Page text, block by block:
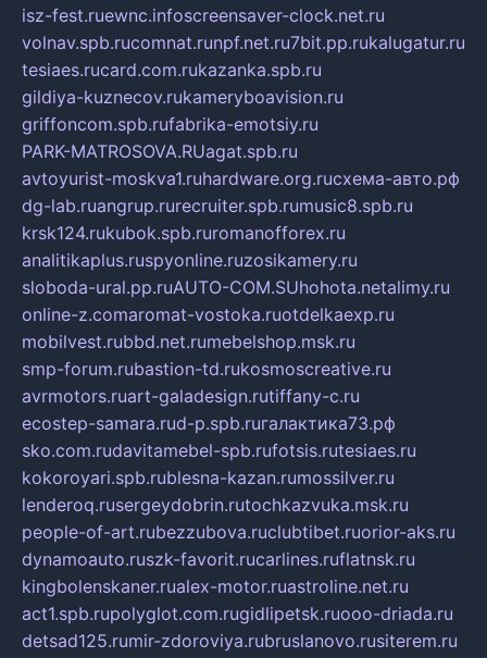
isz-fest.ruewnc.infoscreensaver-clock.net.ru
volnav.spb.rucomnat.runpf.net.ru7bit.pp.rukalugatur.ru
tesiaes.rucard.com.rukazanka.spb.ru
gildiya-kuznecov.rukameryboavision.ru
griffoncom.spb.rufabrika-emotsiy.ru
PARK-MATROSOVA.RUagat.spb.ru
avtoyurist-moskva1.ruhardware.org.ruсхема-авто.рф
dg-lab.ruangrup.rurecruiter.spb.rumusic8.spb.ru
krsk124.rukubok.spb.ruromanofforex.ru
analitikaplus.ruspyonline.ruzosikamery.ru
sloboda-ural.pp.ruAUTO-COM.SUhohota.netalimy.ru
online-z.comaromat-vostoka.ruotdelkaexp.ru
mobilvest.rubbd.net.rumebelshop.msk.ru
smp-forum.rubastion-td.rukosmoscreative.ru
avrmotors.ruart-galadesign.rutiffany-c.ru
ecostep-samara.rud-p.spb.ruгалактика73.рф
sko.com.rudavitamebel-spb.rufotsis.rutesiaes.ru
kokoroyari.spb.rublesna-kazan.rumossilver.ru
lenderoq.rusergeydobrin.rutochkazvuka.msk.ru
people-of-art.rubezzubova.ruclubtibet.ruorior-aks.ru
dynamoauto.ruszk-favorit.rucarlines.ruflatnsk.ru
kingbolenskaner.rualex-motor.ruastroline.net.ru
act1.spb.rupolyglot.com.rugidlipetsk.ruooo-driada.ru
detsad125.rumir-zdoroviya.rubruslanovo.rusiterem.ru